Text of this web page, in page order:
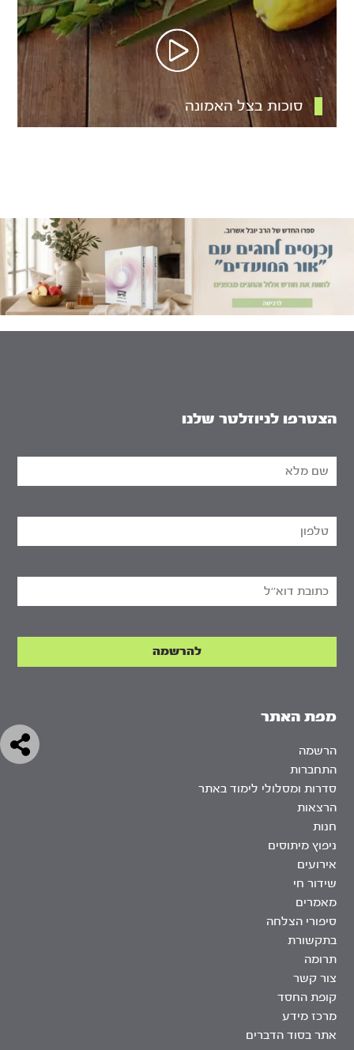
סוכות בצל האמונה
מפת האתר
הרשמה
התחברות
סדרות ומסלולי לימוד באתר
הרצאות
חנות
ניפוץ מיתוסים
אירועים
שידור חי
מאמרים
סיפורי הצלחה
בתקשורת
תרומה
צור קשר
קופת החסד
מרכז מידע
אתר בסוד הדברים
הצטרפו לניוזלטר שלנו